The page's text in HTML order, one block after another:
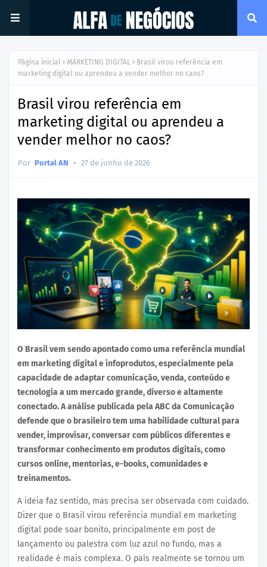
Página inicial MARKETING DIGITAL
Brasil virou referência em
marketing digital ou aprendeu a vender melhor no caos?
Brasil virou referência em
marketing digital ou aprendeu a
vender melhor no caos?
Por Portal AN • 27 de junho de 2026
O Brasil vem sendo apontado como uma referência mundial
em marketing digital e infoprodutos, especialmente pela
capacidade de adaptar comunicação, venda, conteúdo e
tecnologia a um mercado grande, diverso e altamente
conectado. A análise publicada pela ABC da Comunicação
defende que o brasileiro tem uma habilidade cultural para
vender, improvisar, conversar com públicos diferentes e
transformar conhecimento em produtos digitais, como
cursos online, mentorias, e-books, comunidades e
treinamentos.
A ideia faz sentido, mas precisa ser observada com cuidado.
Dizer que o Brasil virou referência mundial em marketing
digital pode soar bonito, principalmente em post de
lançamento ou palestra com luz azul no fundo, mas a
realidade é mais complexa. O país realmente se tornou um